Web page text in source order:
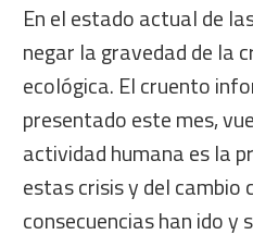
En el estado actual de
negar la gravedad de la
ecológica. El cruento
presentado este mes,
actividad humana es la
estas crisis y del cambio
consecuencias han ido y